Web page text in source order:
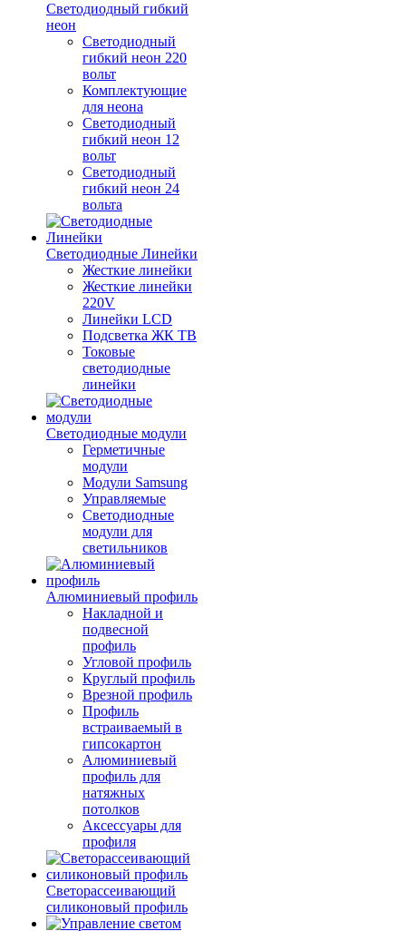
Светодиодный гибкий
неон
Светодиодный
гибкий неон 220
вольт
Комплектующие
для неона
Светодиодный
гибкий неон 12
вольт
Светодиодный
гибкий неон 24
вольта
Светодиодные Линейки
Жесткие линейки
Жесткие линейки
220V
Линейки LCD
Подсветка ЖК ТВ
Токовые
светодиодные
линейки
Светодиодные модули
Герметичные
модули
Модули Samsung
Управляемые
Светодиодные
модули для
светильников
Алюминиевый профиль
Накладной и
подвесной
профиль
Угловой профиль
Круглый профиль
Врезной профиль
Профиль
встраиваемый в
гипсокартон
Алюминиевый
профиль для
натяжных
потолков
Аксессуары для
профиля
Светорассеивающий
силиконовый профиль